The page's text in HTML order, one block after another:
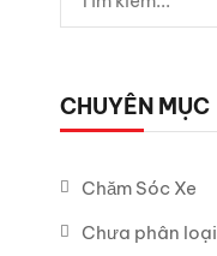
CHUYÊN MỤC
Chăm Sóc Xe
Chưa phân loại